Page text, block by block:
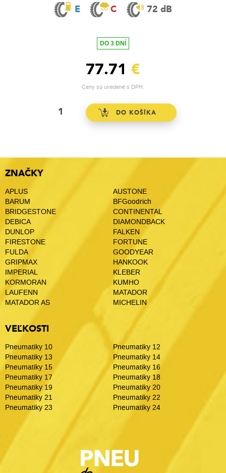
E C 72 dB
DO 3 DNÍ
77.71 €
Ceny sú uvedené s DPH.
ZNAČKY
APLUS
AUSTONE
BARUM
BFGoodrich
BRIDGESTONE
CONTINENTAL
DEBICA
DIAMONDBACK
DUNLOP
FALKEN
FIRESTONE
FORTUNE
FULDA
GOODYEAR
GRIPMAX
HANKOOK
IMPERIAL
KLEBER
KORMORAN
KUMHO
LAUFENN
MATADOR
MATADOR AS
MICHELIN
VEĽKOSTI
Pneumatiky 10
Pneumatiky 12
Pneumatiky 13
Pneumatiky 14
Pneumatiky 15
Pneumatiky 16
Pneumatiky 17
Pneumatiky 18
Pneumatiky 19
Pneumatiky 20
Pneumatiky 21
Pneumatiky 22
Pneumatiky 23
Pneumatiky 24